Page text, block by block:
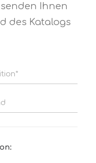
Ihnen
des Katalogs